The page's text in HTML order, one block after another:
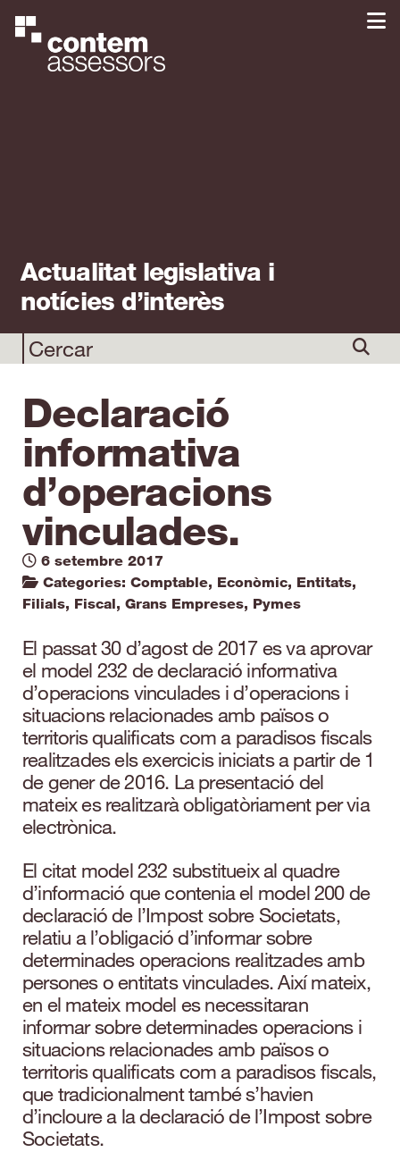
Actualitat legislativa i
notícies d’interès
Declaració
informativa
d’operacions
vinculades.
6 setembre 2017
Categories: Comptable, Econòmic, Entitats,
Filials, Fiscal, Grans Empreses, Pymes
El passat 30 d’agost de 2017 es va aprovar
el model 232 de declaració informativa
d’operacions vinculades i d’operacions i
situacions relacionades amb països o
territoris qualificats com a paradisos fiscals
realitzades els exercicis iniciats a partir de 1
de gener de 2016. La presentació del
mateix es realitzarà obligatòriament per via
electrònica.
El citat model 232 substitueix al quadre
d’informació que contenia el model 200 de
declaració de l’Impost sobre Societats,
relatiu a l’obligació d’informar sobre
determinades operacions realitzades amb
persones o entitats vinculades. Així mateix,
en el mateix model es necessitaran
informar sobre determinades operacions i
situacions relacionades amb països o
territoris qualificats com a paradisos fiscals,
que tradicionalment també s’havien
d’incloure a la declaració de l’Impost sobre
Societats.